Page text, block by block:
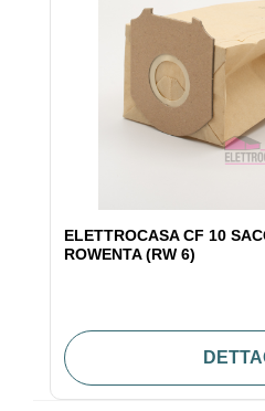
ELETTROCASA CF 10
ROWENTA (RW 6)